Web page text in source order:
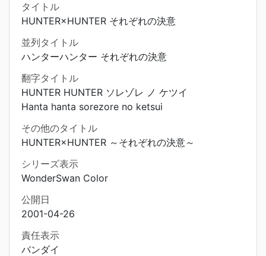
タイトル
HUNTER×HUNTER それぞれの決意
並列タイトル
ハンターハンター それぞれの決意
翻字タイトル
HUNTER HUNTER ソレゾレ ノ ケツイ
Hanta hanta sorezore no ketsui
その他のタイトル
HUNTER×HUNTER ～それぞれの決意～
シリーズ表示
WonderSwan Color
公開日
2001-04-26
責任表示
バンダイ